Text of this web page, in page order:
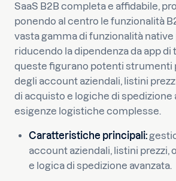
SaaS B2B completa e affidabile,
ponendo al centro le funzionalità
vasta gamma di funzionalità native
riducendo la dipendenza da app di
queste figurano potenti strumenti
degli account aziendali, listini
di acquisto e logiche di spedizione
esigenze logistiche complesse.
Caratteristiche principali:
account aziendali, listini prezzi,
e logica di spedizione avanzata.